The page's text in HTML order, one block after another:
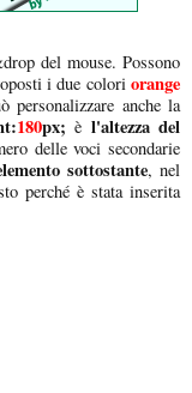
del mouse. Possono
i due coloriorange
anche la
180px; è l'altezza del
delle voci secondarie
sottostante, nel
perché è stata inserita